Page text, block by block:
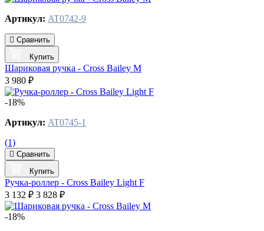
Артикул: AT0742-9
Сравнить
Купить
Шариковая ручка - Cross Bailey M
3 980 ₽
-18%
Артикул: AT0745-1
(1)
Сравнить
Купить
Ручка-роллер - Cross Bailey Light F
3 132 ₽ 3 828 ₽
-18%